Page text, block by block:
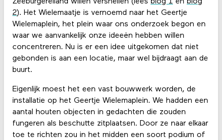
2). Het Wielemaatje is vernoemd naar het Geertje
Wielemaplein, het plein waar ons onderzoek begon en
waar we aanvankelijk onze ideeën hebben willen
concentreren. Nu is er een idee uitgekomen dat niet
gebonden is aan een locatie, maar wel bijdraagt aan de
buurt.
Eigenlijk moest het een vast bouwwerk worden, de
installatie op het Geertje Wielemaplein. We hadden een
aantal houten objecten in gedachten die zouden
fungeren als beschutte zitplaatsen. Door ze naar elkaar
toe te richten zou in het midden een soort podium of